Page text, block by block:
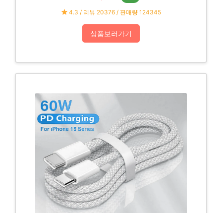
4.3 / 리뷰 20376 / 판매량 124345
상품보러가기